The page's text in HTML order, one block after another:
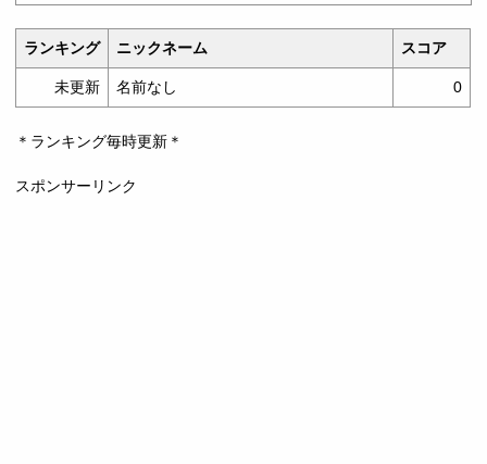
ランキング ニックネーム スコア
未更新 名前なし 0
＊ランキング毎時更新＊
スポンサーリンク